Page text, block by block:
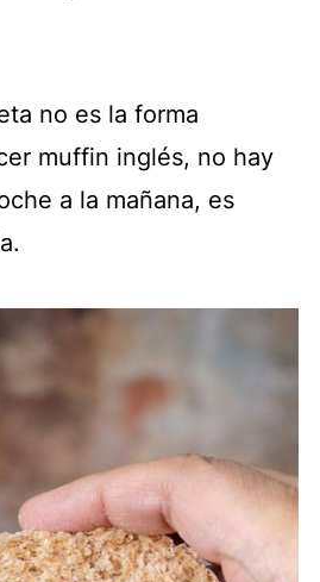
no es la forma
muffin inglés, no hay
a la mañana, es